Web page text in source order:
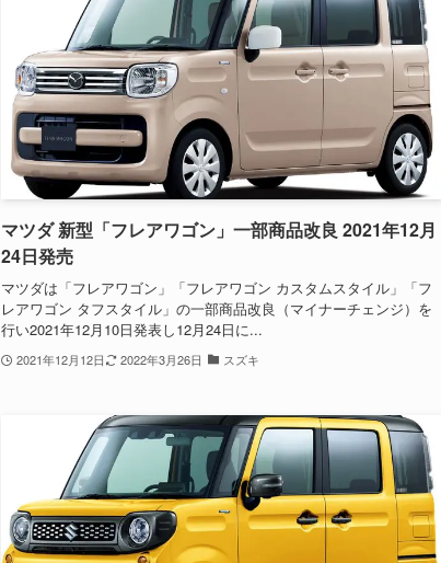
マツダ 新型「フレアワゴン」一部商品改良 2021年12月
24日発売
マツダは「フレアワゴン」「フレアワゴン カスタムスタイル」「フ
レアワゴン タフスタイル」の一部商品改良（マイナーチェンジ）を
行い2021年12月10日発表し12月24日に...
2021年12月12日 2022年3月26日 スズキ